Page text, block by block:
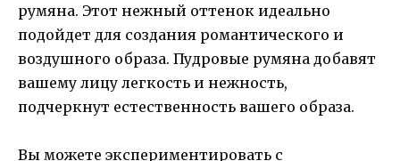
румяна. Этот нежный оттенок идеально
подойдет для создания романтического и
воздушного образа. Пудровые румяна добавят
вашему лицу легкость и нежность,
подчеркнут естественность вашего образа.
Вы можете экспериментировать с